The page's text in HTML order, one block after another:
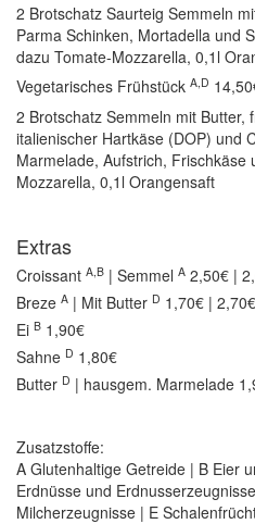
2 Brotschatz Saurteig Semmeln
Parma Schinken, Mortadella und
dazu Tomate-Mozzarella, 0,1l
Vegetarisches Frühstück A,D
2 Brotschatz Semmeln mit Butter,
italienischer Hartkäse (DOP) und
Marmelade, Aufstrich, Frischkäse
Mozzarella, 0,1l Orangensaft
Extras
Croissant A,B | Semmel A 2,50€ |
Breze A | Mit Butter D 1,70€ | 2,70€
Ei B 1,90€
Sahne D 1,80€
Butter D | hausgem. Marmelade
Zusatzstoffe:
A Glutenhaltige Getreide | B Eier
Erdnüsse und
Milcherzeugnisse | E